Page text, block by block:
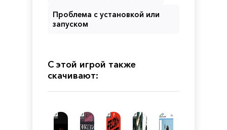
Проблема с установкой или
запуском
С этой игрой также
скачивают: